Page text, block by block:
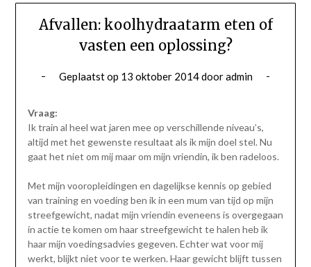
Afvallen: koolhydraatarm eten of
vasten een oplossing?
Geplaatst op 13 oktober 2014dooradmin
Vraag:
Ik train al heel wat jaren mee op verschillende niveau’s,
altijd met het gewenste resultaat als ik mijn doel stel. Nu
gaat het niet om mij maar om mijn vriendin, ik ben radeloos.
Met mijn vooropleidingen en dagelijkse kennis op gebied
van training en voeding ben ik in een mum van tijd op mijn
streefgewicht, nadat mijn vriendin eveneens is overgegaan
in actie te komen om haar streefgewicht te halen heb ik
haar mijn voedingsadvies gegeven. Echter wat voor mij
werkt, blijkt niet voor te werken. Haar gewicht blijft tussen